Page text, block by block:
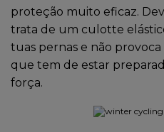
proteção muito eficaz.
trata de um culotte
tuas pernas e não
que tem de estar
força.